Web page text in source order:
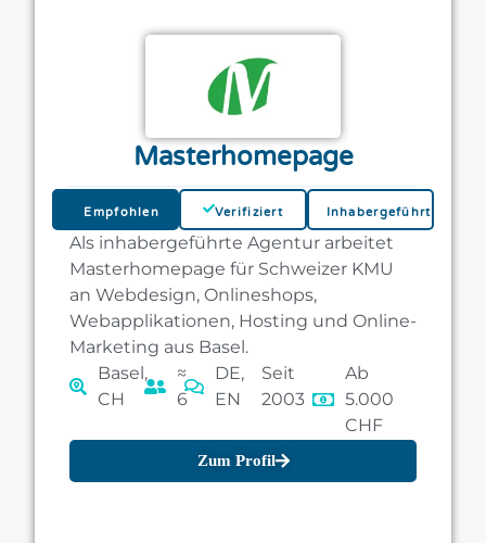
Masterhomepage
Empfohlen Verifiziert Inhabergeführt
Als inhabergeführte Agentur arbeitet
Masterhomepage für Schweizer KMU
an Webdesign, Onlineshops,
Webapplikationen, Hosting und Online-
Marketing aus Basel.
Basel,
CH
≈
6
DE,
EN
Seit
2003
Ab
5.000
CHF
Zum Profil